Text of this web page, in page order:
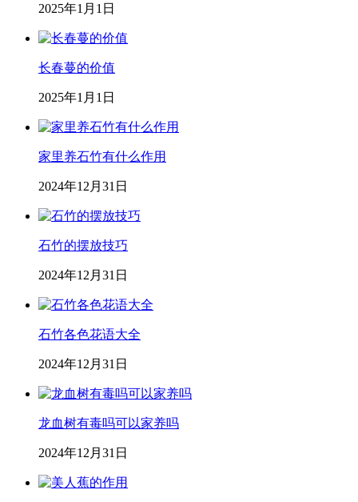
2025年1月1日
长春蔓的价值
2025年1月1日
家里养石竹有什么作用
2024年12月31日
石竹的摆放技巧
2024年12月31日
石竹各色花语大全
2024年12月31日
龙血树有毒吗可以家养吗
2024年12月31日